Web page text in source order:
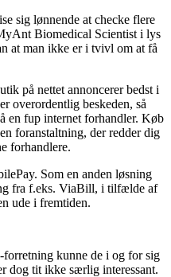
sig lønnende at checke flere
Biomedical Scientist i lys
at man ikke er i tvivl om at få
på nettet annoncerer bedst i
overordentlig beskeden, så
en fup internet forhandler. Køb
foranstaltning, der redder dig
forhandlere.
Som en anden løsning
fra f.eks. ViaBill, i tilfælde af
ude i fremtiden.
forretning kunne de i og for sig
dog tit ikke særlig interessant.